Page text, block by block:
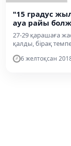
"15 градус
ауа райы
27-29 қарашаға
қалды, бірақ
6 желтоқсан